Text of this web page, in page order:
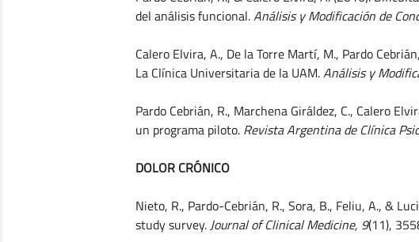
del análisis funcional.Análisis y Modificación de
Calero Elvira, A., De la Torre Martí, M., Pardo
La Clínica Universitaria de la UAM.Análisis y
Pardo Cebrián, R., Marchena Giráldez, C., Calero
un programa piloto. Revista Argentina de Clínica
DOLOR CRÓNICO
Nieto, R., Pardo-Cebrián, R., Sora, B., Feliu, A., &
study survey.Journal of Clinical Medicine, 9(11),